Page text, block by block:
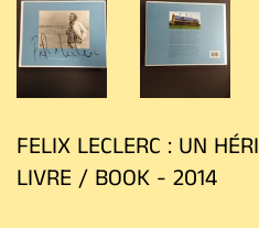
FELIX LECLERC : UN
LIVRE / BOOK - 2014